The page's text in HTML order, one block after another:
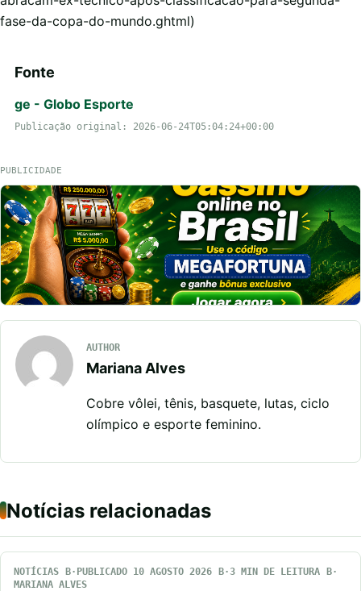
fase-da-copa-do-mundo.ghtml)
Fonte
ge - Globo Esporte
Publicação original: 2026-06-24T05:04:24+00:00
PUBLICIDADE
AUTHOR
Mariana Alves
Cobre vôlei, tênis, basquete, lutas, ciclo
olímpico e esporte feminino.
Notícias relacionadas
NOTÍCIAS PUBLICADO 10 AGOSTO 2026
3 MIN DE LEITURA
MARIANA ALVES